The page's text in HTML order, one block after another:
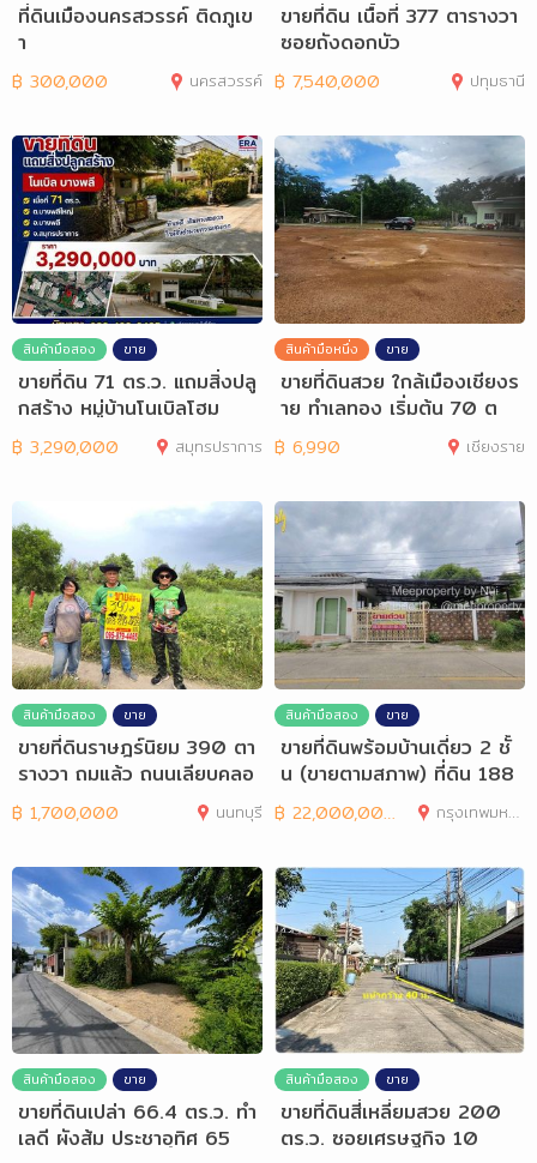
ที่ดินเมืองนครสวรรค์ ติดภูเข
า
฿ 300,000 นครสวรรค์
ขายที่ดิน เนื้อที่ 377 ตารางวา
ซอยถังดอกบัว
฿ 7,540,000 ปทุมธานี
สินค้ามือสอง ขาย
ขายที่ดิน 71 ตร.ว. แถมสิ่งปลู
กสร้าง หมู่บ้านโนเบิลโฮม
฿ 3,290,000 สมุทรปราการ
สินค้ามือหนึ่ง ขาย
ขายที่ดินสวย ใกล้เมืองเชียงร
าย ทำเลทอง เริ่มต้น 70 ต
ร.ว
฿ 6,990 เชียงราย
สินค้ามือสอง ขาย
ขายที่ดินราษฎร์นิยม 390 ตา
รางวา ถมแล้ว ถนนเลียบคลอ
ง ลากค้อน
฿ 1,700,000 นนทบุรี
สินค้ามือสอง ขาย
ขายที่ดินพร้อมบ้านเดี่ยว 2 ชั้
น (ขายตามสภาพ) ที่ดิน 188
฿ 22,000,000 กรุงเทพมหานคร
สินค้ามือสอง ขาย
ขายที่ดินเปล่า 66.4 ตร.ว. ทำ
เลดี ผังส้ม ประชาอุทิศ 65
สินค้ามือสอง ขาย
ขายที่ดินสี่เหลี่ยมสวย 200
ตร.ว. ซอยเศรษฐกิจ 10